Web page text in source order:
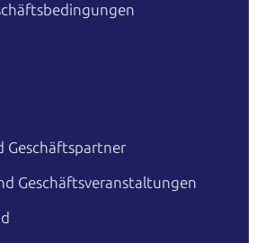
Geschäftspartner
Geschäftsveranstaltungen